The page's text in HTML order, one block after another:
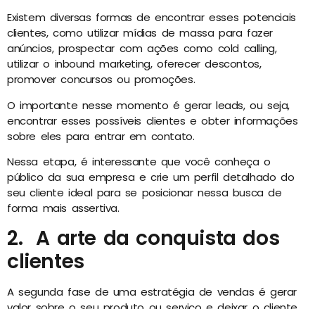
Existem diversas formas de encontrar esses potenciais
clientes, como utilizar mídias de massa para fazer
anúncios, prospectar com ações como cold calling,
utilizar o inbound marketing, oferecer descontos,
promover concursos ou promoções.
O importante nesse momento é gerar leads, ou seja,
encontrar esses possíveis clientes e obter informações
sobre eles para entrar em contato.
Nessa etapa, é interessante que você conheça o
público da sua empresa e crie um perfil detalhado do
seu cliente ideal para se posicionar nessa busca de
forma mais assertiva.
2. A arte da conquista dos
clientes
A segunda fase de uma estratégia de vendas é gerar